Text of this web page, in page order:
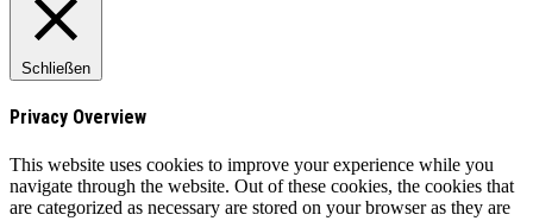
Schließen
Privacy Overview
This website uses cookies to improve your experience while you
navigate through the website. Out of these cookies, the cookies that
are categorized as necessary are stored on your browser as they are